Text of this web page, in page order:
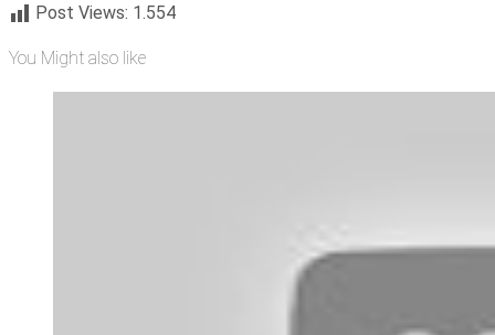
Post Views: 1.554
You Might also like